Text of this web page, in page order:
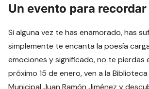
Un evento para recordar
Si alguna vez te has enamorado, has
simplemente te encanta la poesía
emociones y significado, no te pierdas
próximo 15 de enero, ven a la Biblioteca
Municipal Juan Ramón Jiménez y